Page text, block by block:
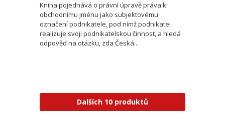
Kniha pojednává o právní úpravě práva k
obchodnímu jménu jako subjektovému
označení podnikatele, pod nímž podnikatel
realizuje svoji podnikatelskou činnost, a hledá
odpověď na otázku, zda Česká...
Dalších 10 produktů